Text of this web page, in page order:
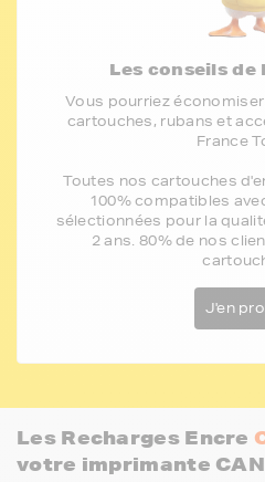
Les conseils de
Vous pourriez
cartouches, rubans et
France
Toutes nos cartouches
100% compatibles
sélectionnées pour la
2 ans. 80% de nos
J'en
Les Recharges Encre
votre imprimante